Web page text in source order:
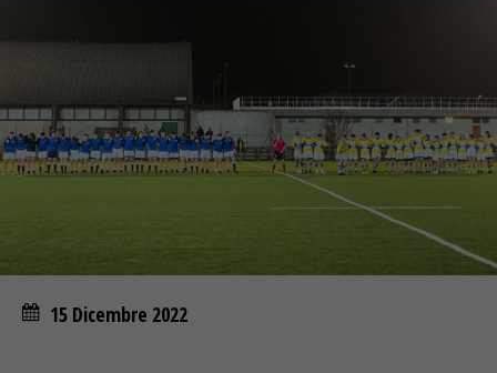
15 Dicembre 2022